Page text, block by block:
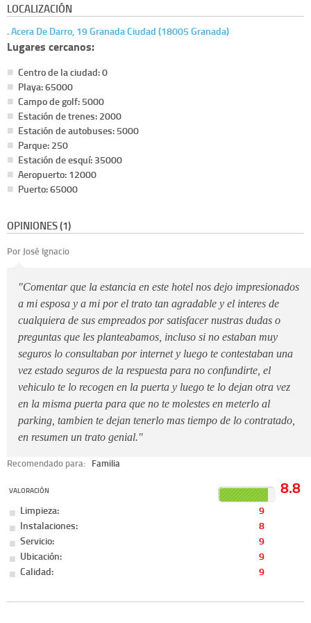
LOCALIZACIÓN
. Acera De Darro, 19 Granada Ciudad (18005 Granada)
Lugares cercanos:
Centro de la ciudad: 0
Playa: 65000
Campo de golf: 5000
Estación de trenes: 2000
Estación de autobuses: 5000
Parque: 250
Estación de esquí: 35000
Aeropuerto: 12000
Puerto: 65000
OPINIONES (1)
Por José Ignacio
"Comentar que la estancia en este hotel nos dejo impresionados
a mi esposa y a mi por el trato tan agradable y el interes de
cualquiera de sus empreados por satisfacer nustras dudas o
preguntas que les planteabamos, incluso si no estaban muy
seguros lo consultaban por internet y luego te contestaban una
vez estado seguros de la respuesta para no confundirte, el
vehiculo te lo recogen en la puerta y luego te lo dejan otra vez
en la misma puerta para que no te molestes en meterlo al
parking, tambien te dejan tenerlo mas tiempo de lo contratado,
en resumen un trato genial."
Recomendado para: Familia
VALORACIÓN 8.8
Limpieza:
9
Instalaciones:
8
Servicio:
9
Ubicación:
9
Calidad:
9